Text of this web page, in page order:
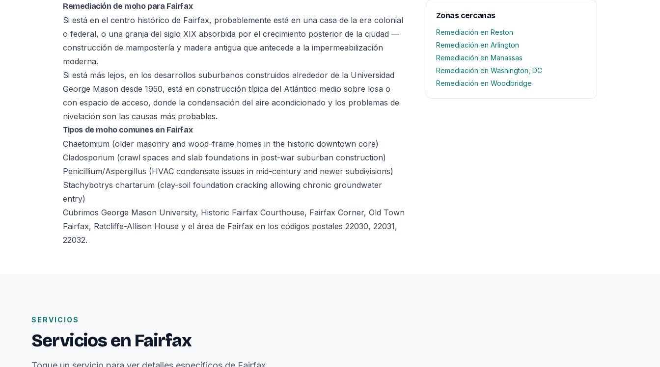
Remediación de moho para Fairfax
Si está en el centro histórico de Fairfax, probablemente está en una casa de la era colonial
o federal, o una granja del siglo XIX absorbida por el crecimiento posterior de la ciudad —
construcción de mampostería y madera antigua que antecede a la impermeabilización
moderna.
Si está más lejos, en los desarrollos suburbanos construidos alrededor de la Universidad
George Mason desde 1950, está en construcción típica del Atlántico medio sobre losa o
con espacio de acceso, donde la condensación del aire acondicionado y los problemas de
nivelación son las causas más probables.
Tipos de moho comunes en Fairfax
Chaetomium (older masonry and wood-frame homes in the historic downtown core)
Cladosporium (crawl spaces and slab foundations in post-war suburban construction)
Penicillium/Aspergillus (HVAC condensate issues in mid-century and newer subdivisions)
Stachybotrys chartarum (clay-soil foundation cracking allowing chronic groundwater
entry)
Cubrimos George Mason University, Historic Fairfax Courthouse, Fairfax Corner, Old Town
Fairfax, Ratcliffe-Allison House y el área de Fairfax en los códigos postales 22030, 22031,
22032.
Zonas cercanas
Remediación en Reston
Remediación en Arlington
Remediación en Manassas
Remediación en Washington, DC
Remediación en Woodbridge
SERVICIOS
Servicios en Fairfax